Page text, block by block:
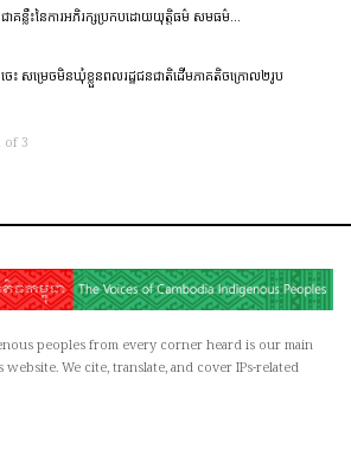
ាគន្លឹះនៃការអភិរក្សប្រកប​ដោយ​​យុត្តិធម៌ សមធម៌…
េះ សម្រេចមិនឃុំខ្លួនពលរដ្ឋជនជាតិដើមភាគតិចក្រោល២រូប
of 3
peoples from every corner heard is our main
We cite, translate, and cover IPs-related